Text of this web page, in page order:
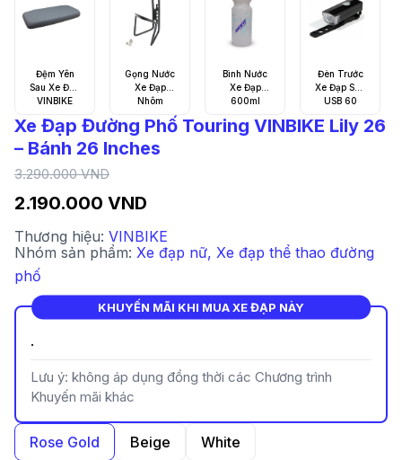
Đệm Yên
Sau Xe Đạp
VINBIKE
Seat Pad
Gọng Nước
Xe Đạp
Nhôm
KW01
Bottle
Bình Nước
Xe Đạp
600ml
BC02
Đèn Trước
Xe Đạp Sạc
USB 60
BOSHING
Xe Đạp Đường Phố Touring VINBIKE Lily 26
– Bánh 26 Inches
2.190.000 VND
3.290.000 VND
Thương hiệu: VINBIKE
Nhóm sản phẩm: Xe đạp nữ, Xe đạp thể thao đường
phố
KHUYẾN MÃI KHI MUA XE ĐẠP NÀY
.
Lưu ý: không áp dụng đồng thời các Chương trình
Khuyến mãi khác
Rose Gold Beige White